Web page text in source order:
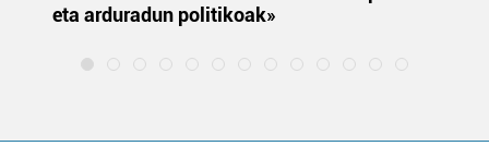
eta arduradun politikoak»